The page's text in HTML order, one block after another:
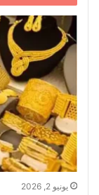
يونيو 2, 2026